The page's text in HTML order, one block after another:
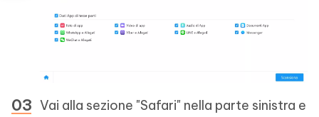
Vai alla sezione "Safari" nella parte sinistra e